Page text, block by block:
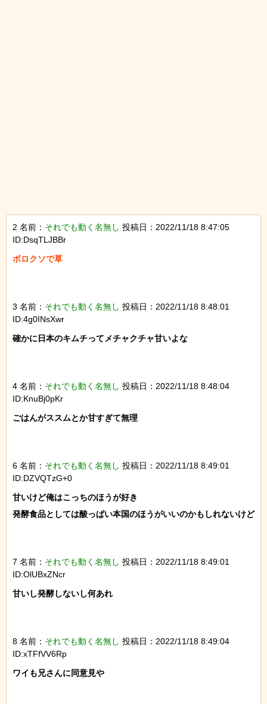
2 名前： それでも動く名無し 投稿日：2022/11/18 8:47:05
ID:DsqTLJBBr
ボロクソで草
3 名前： それでも動く名無し 投稿日：2022/11/18 8:48:01
ID:4g0INsXwr
確かに日本のキムチってメチャクチャ甘いよな
4 名前： それでも動く名無し 投稿日：2022/11/18 8:48:04
ID:KnuBj0pKr
ごはんがススムとか甘すぎて無理
6 名前： それでも動く名無し 投稿日：2022/11/18 8:49:01
ID:DZVQTzG+0
甘いけど俺はこっちのほうが好き
発酵食品としては酸っぱい本国のほうがいいのかもしれないけど
7 名前： それでも動く名無し 投稿日：2022/11/18 8:49:01
ID:OlUBxZNcr
甘いし発酵しないし何あれ
8 名前： それでも動く名無し 投稿日：2022/11/18 8:49:04
ID:xTFfVV6Rp
ワイも兄さんに同意見や